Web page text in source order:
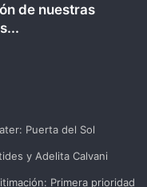
de nuestras
Puerta del Sol
y Adelita Calvani
Primera prioridad